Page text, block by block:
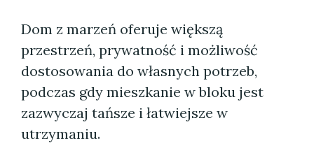
Dom z marzeń oferuje większą
przestrzeń, prywatność i możliwość
dostosowania do własnych potrzeb,
podczas gdy mieszkanie w bloku jest
zazwyczaj tańsze i łatwiejsze w
utrzymaniu.